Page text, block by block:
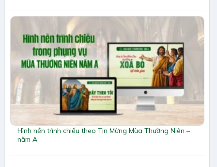
Hình nền trình chiếu theo Tin Mừng Mùa Thường Niên –
năm A